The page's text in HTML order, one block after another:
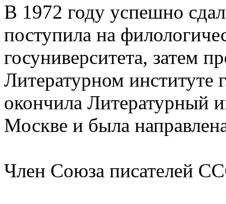
В 1972 году успешно
поступила на
госуниверситета, затем
Литературном
окончила Литературный
Москве и была
Член Союза писателей